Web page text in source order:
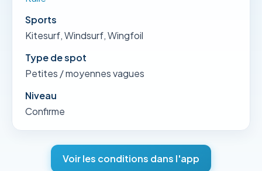
Sports
Kitesurf, Windsurf, Wingfoil
Type de spot
Petites / moyennes vagues
Niveau
Confirme
Voir les conditions dans l'app